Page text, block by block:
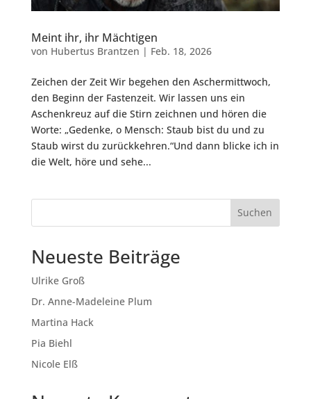
Meint ihr, ihr Mächtigen
von Hubertus Brantzen | Feb. 18, 2026
Zeichen der Zeit Wir begehen den Aschermittwoch,
den Beginn der Fastenzeit. Wir lassen uns ein
Aschenkreuz auf die Stirn zeichnen und hören die
Worte: „Gedenke, o Mensch: Staub bist du und zu
Staub wirst du zurückkehren.“Und dann blicke ich in
die Welt, höre und sehe...
Suchen
Neueste Beiträge
Ulrike Groß
Dr. Anne-Madeleine Plum
Martina Hack
Pia Biehl
Nicole Elß